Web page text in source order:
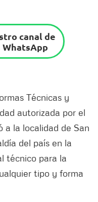
canal de
Técnicas y
autorizada por el
a la localidad de San
del país en la
técnico para la
tipo y forma